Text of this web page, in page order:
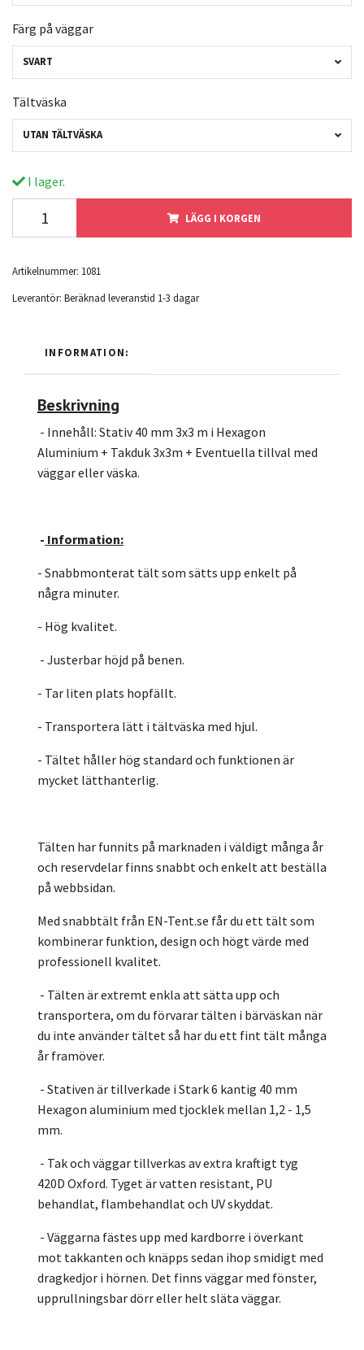
Färg på väggar
SVART
Tältväska
UTAN TÄLTVÄSKA
I lager.
LÄGG I KORGEN
Artikelnummer: 1081
Leverantör: Beräknad leveranstid 1-3 dagar
INFORMATION:
Beskrivning
- Innehåll: Stativ 40 mm 3x3 m i Hexagon
Aluminium + Takduk 3x3m + Eventuella tillval med
väggar eller väska.
- Information:
- Snabbmonterat tält som sätts upp enkelt på
några minuter.
- Hög kvalitet.
- Justerbar höjd på benen.
- Tar liten plats hopfällt.
- Transportera lätt i tältväska med hjul.
- Tältet håller hög standard och funktionen är
mycket lätthanterlig.
Tälten har funnits på marknaden i väldigt många år
och reservdelar finns snabbt och enkelt att beställa
på webbsidan.
Med snabbtält från EN-Tent.se får du ett tält som
kombinerar funktion, design och högt värde med
professionell kvalitet.
- Tälten är extremt enkla att sätta upp och
transportera, om du förvarar tälten i bärväskan när
du inte använder tältet så har du ett fint tält många
år framöver.
- Stativen är tillverkade i Stark 6 kantig 40 mm
Hexagon aluminium med tjocklek mellan 1,2 - 1,5
mm.
- Tak och väggar tillverkas av extra kraftigt tyg
420D Oxford. Tyget är vatten resistant, PU
behandlat, flambehandlat och UV skyddat.
- Väggarna fästes upp med kardborre i överkant
mot takkanten och knäpps sedan ihop smidigt med
dragkedjor i hörnen. Det finns väggar med fönster,
upprullningsbar dörr eller helt släta väggar.